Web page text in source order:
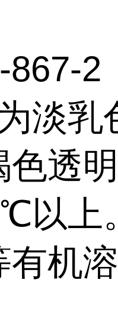
867-2
淡乳
色透
以上
有机